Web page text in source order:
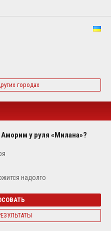
городах
у руля «Милана»?
надолго